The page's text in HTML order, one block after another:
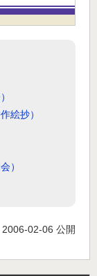
絵抄）
）
2006-02-06 公開